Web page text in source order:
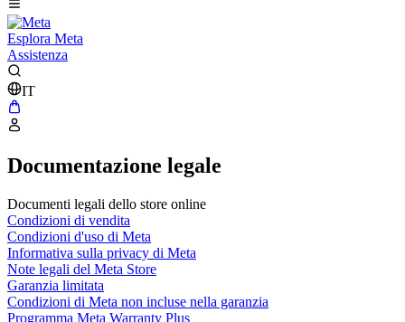
Esplora Meta
Assistenza
IT
Documentazione legale
Documenti legali dello store online
Condizioni di vendita
Condizioni d'uso di Meta
Informativa sulla privacy di Meta
Note legali del Meta Store
Garanzia limitata
Condizioni di Meta non incluse nella garanzia
Programma Meta Warranty Plus